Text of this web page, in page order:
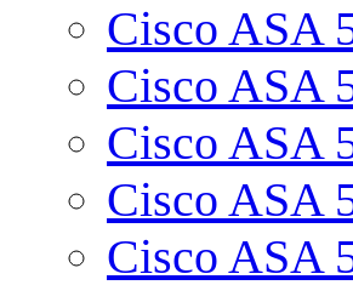
Cisco ASA
Cisco ASA
Cisco ASA
Cisco ASA
Cisco ASA